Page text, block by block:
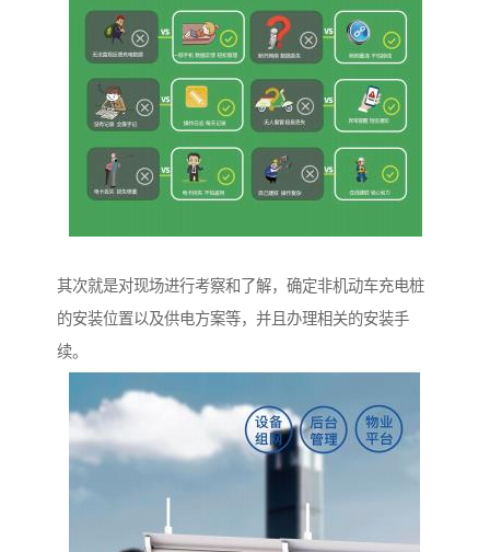
其次就是对现场进行考察和了解，确定非机动车充电桩
的安装位置以及供电方案等，并且办理相关的安装手
续。